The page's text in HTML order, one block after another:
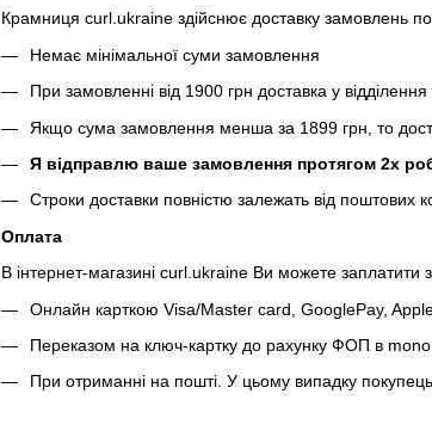
Крамниця curl.ukraine здійснює доставку замовлень по
Немає мінімальної суми замовлення
При замовленні від 1900 грн доставка у
Якщо сума замовлення менша за 1899 грн, то
Я відправлю ваше замовлення протягом 2х
Строки доставки повністю залежать від поштових
Оплата
В інтернет-магазині curl.ukraine Ви можете заплатити
Онлайн карткою Visa/Master card, GooglePay,
Переказом на ключ-картку до рахунку ФОП в
При отриманні на пошті. У цьому випадку